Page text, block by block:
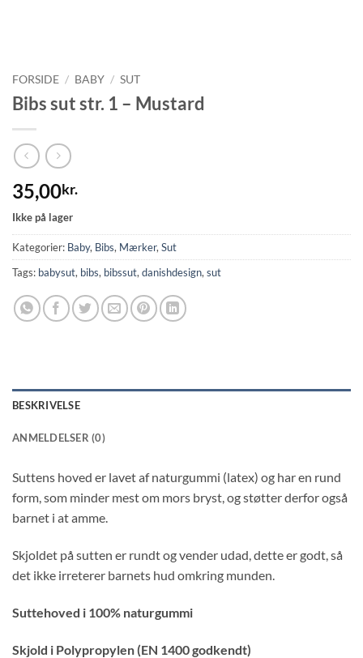
FORSIDE / BABY / SUT
Bibs sut str. 1 – Mustard
35,00kr.
Ikke på lager
Kategorier: Baby, Bibs, Mærker,Sut
Tags: babysut, bibs, bibssut,danishdesign,sut
BESKRIVELSE
ANMELDELSER (0)
Suttens hoved er lavet af naturgummi (latex) og har en rund
form, som minder mest om mors bryst, og støtter derfor også
barnet i at amme.
Skjoldet på sutten er rundt og vender udad, dette er godt, så
det ikke irreterer barnets hud omkring munden.
Suttehoved i 100% naturgummi
Skjold i Polypropylen (EN 1400 godkendt)